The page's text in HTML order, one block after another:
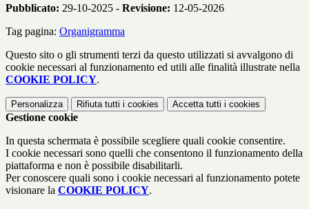
Pubblicato: 29-10-2025 - Revisione: 12-05-2026
Tag pagina: Organigramma
Questo sito o gli strumenti terzi da questo utilizzati si avvalgono di
cookie necessari al funzionamento ed utili alle finalità illustrate nella
COOKIE POLICY.
Personalizza Rifiuta tutti i cookies Accetta tutti i cookies
Gestione cookie
In questa schermata è possibile scegliere quali cookie consentire.
I cookie necessari sono quelli che consentono il funzionamento della
piattaforma e non è possibile disabilitarli.
Per conoscere quali sono i cookie necessari al funzionamento potete
visionare la COOKIE POLICY.